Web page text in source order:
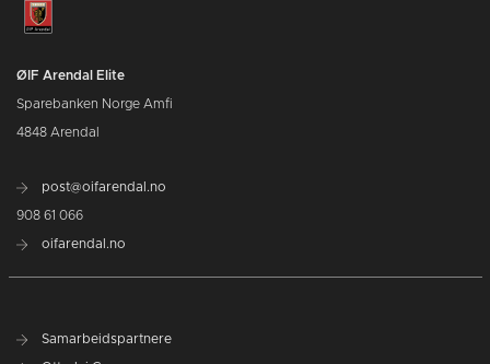
ØIF Arendal Elite
Sparebanken Norge Amfi
4848 Arendal
post@oifarendal.no
908 61 066
oifarendal.no
Samarbeidspartnere